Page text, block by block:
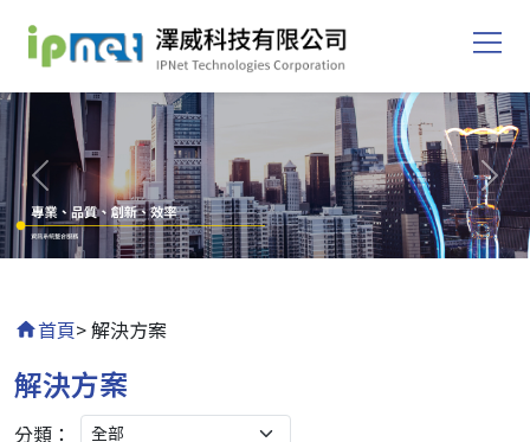
Previous Next
首頁> 解決方案
解決方案
分類：